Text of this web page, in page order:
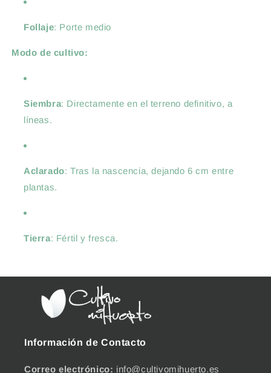
Follaje: Porte medio
Modo de cultivo:
Siembra: Directamente en el terreno definitivo, a
líneas.
Aclarado: Tras la nascencia, dejando 6 cm entre
plantas.
Tierra: Fértil y fresca.
Información de Contacto
Correo electrónico: info@cultivomihuerto.es